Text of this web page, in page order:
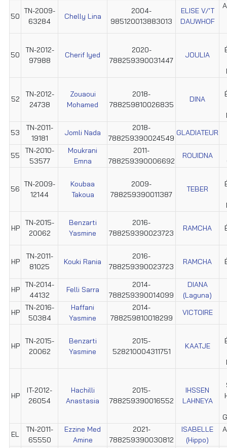
50
TN-2009-
63284
Chelly Lina
2004-
985120013883013
ELISE V/'T
DAUWHOF
50
TN-2012-
97988
Cherif Iyed
2020-
788259390031447
JOULIA
52
TN-2012-
24738
Zouaoui
Mohamed
2018-
788259810026835
DINA
53
TN-2011-
19181
Jomli Nada
2018-
788259390024549
GLADIATEUR
55
TN-2010-
53577
Moukrani
Emna
2011-
788259390006692
ROUIDNA
56
TN-2009-
12144
Koubaa
Takoua
2009-
788259390011387
TEBER
HP
TN-2015-
20062
Benzarti
Yasmine
2016-
788259390023723
RAMCHA
HP
TN-2011-
81025
Kouki Rania
2016-
788259390023723
RAMCHA
HP
TN-2014-
44132
Felli Sarra
2014-
788259390014099
DIANA
(Laguna)
HP
TN-2016-
50384
Haffani
Yasmine
2014-
788259810018299
VICTOIRE
HP
TN-2015-
20062
Benzarti
Yasmine
2015-
528210004311751
KAATJE
HP
IT-2012-
26054
Hachilli
Anastasia
2015-
788259390016552
IHSSEN
LAHNEYA
EL
TN-2011-
65550
Ezzine Med
Amine
2021-
788259390030812
ISABELLE
(Hippo)